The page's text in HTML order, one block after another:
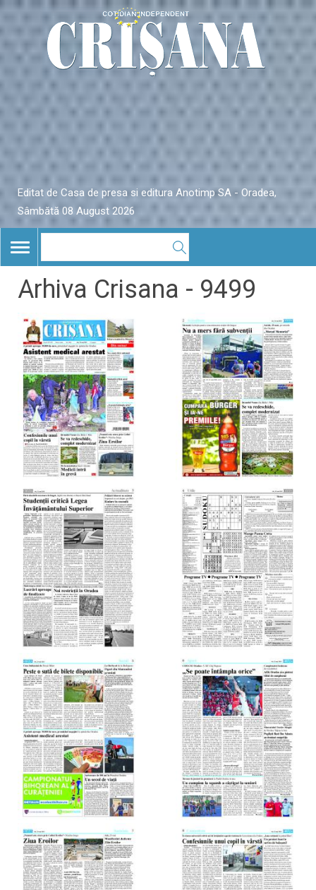
Editat de Casa de presa si editura Anotimp SA - Oradea,
Sâmbătă 08 August 2026
TOGGLE
NAVIGATION
Arhiva Crisana - 9499